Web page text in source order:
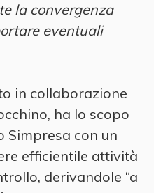
la convergenza
eventuali
in collaborazione
ha lo scopo
Simpresa con un
efficientile attività
derivandole “a